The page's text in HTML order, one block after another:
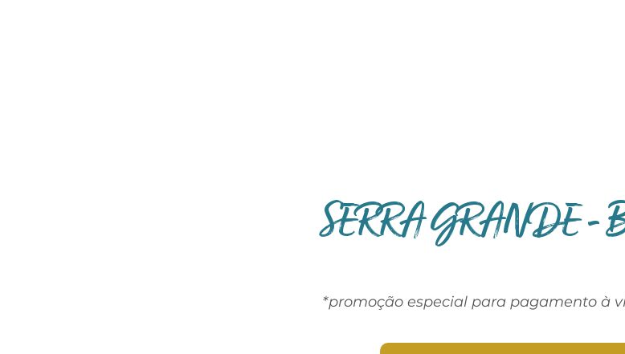
SERRA GRANDE -
*promoção especial para pagamento à